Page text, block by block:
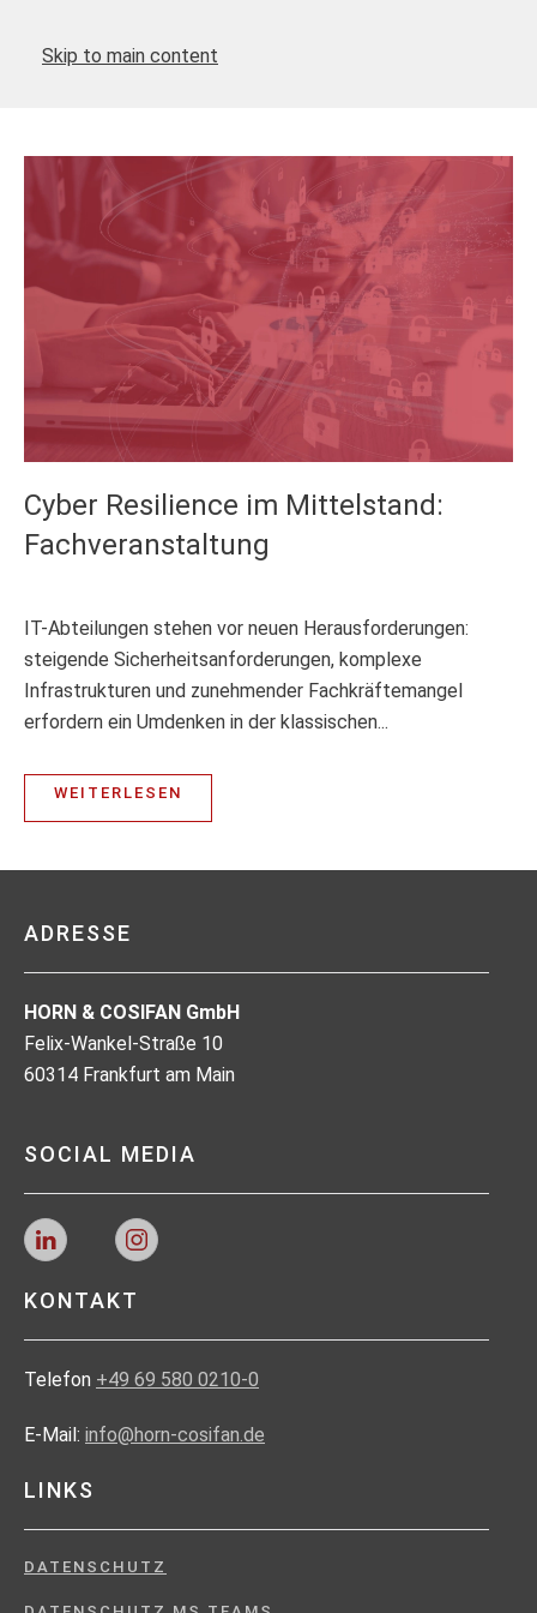
Skip to main content
Cyber Resilience im Mittelstand:
Fachveranstaltung
IT-Abteilungen stehen vor neuen Herausforderungen:
steigende Sicherheitsanforderungen, komplexe
Infrastrukturen und zunehmender Fachkräftemangel
erfordern ein Umdenken in der klassischen...
WEITERLESEN
ADRESSE
HORN & COSIFAN GmbH
Felix-Wankel-Straße 10
60314 Frankfurt am Main
SOCIAL MEDIA
KONTAKT
Telefon +49 69 580 0210-0
E-Mail: info@horn-cosifan.de
LINKS
DATENSCHUTZ